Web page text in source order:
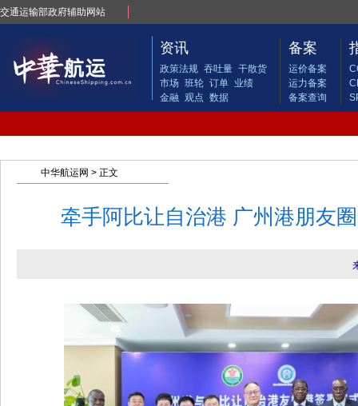
交通运输部政府辅助网站
资讯
政策法规 吞吐量 干散货
市场 班轮 订单 业绩
金融 观点 数据
备案
运价备案
运力备案
备案查询
中华航运网 > 正文
牵手阿比让自治港 广州港朋友